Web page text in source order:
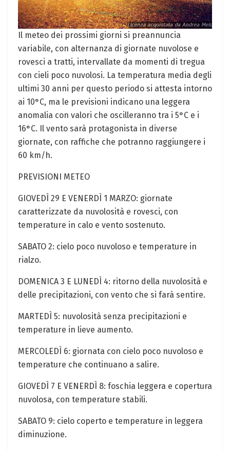
Il meteo dei prossimi ⁢giorni ⁤si ‌preannuncia
variabile, con alternanza di giornate nuvolose e
rovesci a tratti, intervallate da momenti di⁤ tregua
con cieli poco nuvolosi. La temperatura media degli
ultimi 30 anni per questo periodo si attesta intorno
ai 10°C, ma le previsioni indicano una leggera
anomalia‌ con valori che oscilleranno‍ tra i 5°C e i
16°C. ⁤Il vento sarà protagonista ⁣in ⁢diverse​
giornate, con raffiche che potranno⁣ raggiungere ‌i
‍60⁤ km/h.
PREVISIONI ⁣METEO
GIOVEDÌ 29 E ⁤VENERDÌ 1 MARZO: giornate
caratterizzate da nuvolosità e rovesci, con
temperature in ‌calo e‍ vento sostenuto.
SABATO 2: cielo poco nuvoloso e temperature‍ in
rialzo.
DOMENICA 3 E LUNEDÌ 4: ritorno della nuvolosità e
delle precipitazioni, con vento che si farà sentire.
MARTEDÌ 5: nuvolosità senza precipitazioni e
temperature​ in lieve aumento.
MERCOLEDÌ ⁢6: giornata con cielo poco nuvoloso e
temperature che continuano a salire.
GIOVEDÌ 7 E VENERDÌ 8: foschia leggera e copertura
nuvolosa, con temperature stabili.
SABATO 9: cielo coperto e⁤ temperature in leggera
diminuzione.